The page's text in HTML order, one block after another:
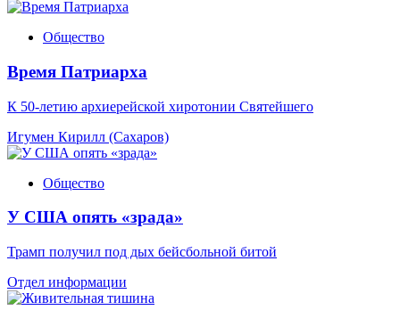
Общество
Время Патриарха
К 50-летию архиерейской хиротонии Святейшего
Игумен Кирилл (Сахаров)
Общество
У США опять «зрада»
Трамп получил под дых бейсбольной битой
Отдел информации